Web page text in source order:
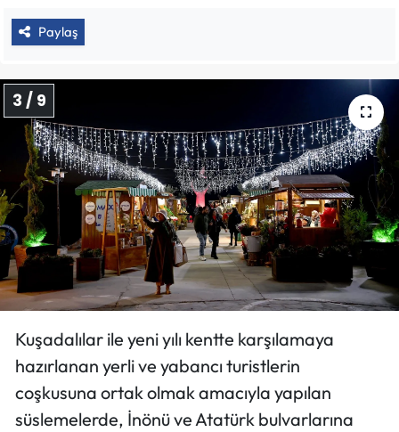
Paylaş
3 / 9
Kuşadalılar ile yeni yılı kentte karşılamaya
hazırlanan yerli ve yabancı turistlerin
coşkusuna ortak olmak amacıyla yapılan
süslemelerde, İnönü ve Atatürk bulvarlarına